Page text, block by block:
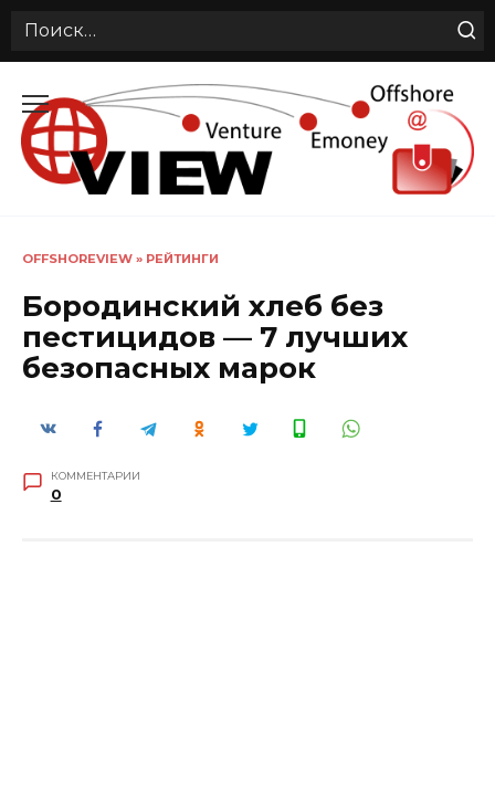
Search
содержанию
OFFSHOREVIEW » РЕЙТИНГИ
Бородинский хлеб без
пестицидов — 7 лучших
безопасных марок
КОММЕНТАРИИ
0